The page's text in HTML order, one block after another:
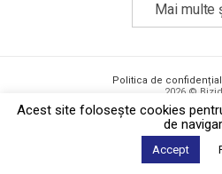
Mai multe
Politica de
2026 ©
Acest site foloseşte cookies
de
Accept